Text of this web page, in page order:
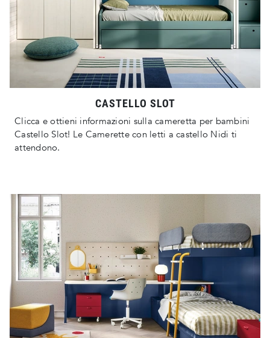
CASTELLO SLOT
Clicca e ottieni informazioni sulla cameretta per bambini
Castello Slot! Le Camerette con letti a castello Nidi ti
attendono.